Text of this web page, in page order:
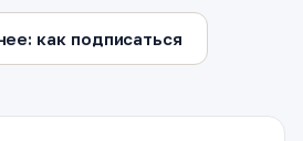
как подписаться